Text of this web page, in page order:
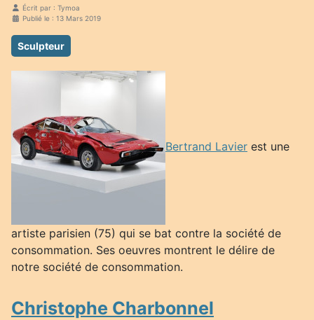
Écrit par : Tymoa
Publié le : 13 Mars 2019
Sculpteur
Bertrand Lavier est une
artiste parisien (75) qui se bat contre la société de
consommation. Ses oeuvres montrent le délire de
notre société de consommation.
Christophe Charbonnel